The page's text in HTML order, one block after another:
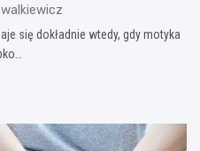
się dokładnie wtedy, gdy motyka